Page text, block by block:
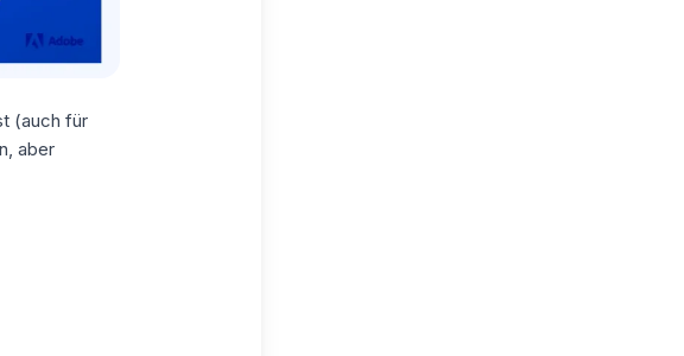
(auch für
aber